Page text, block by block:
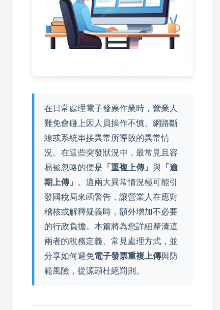
在日常處理電子發票作業時，營業人
難免會碰上因人員操作不慎、網路斷
線或系統串接異常所導致的異常情
況。在這些突發狀況中，最常見且容
易被忽略的便是 「重複上傳」 與 「逾
期上傳」 。這兩大異常情況極可能引
發國稅局來函警告，讓營業人在應對
稽核或解釋疑義時，額外增加不必要
的行政負擔。本篇將為您詳細釐清這
兩者的稅務定義、常見處理方式，並
分享如何避免電子發票重複上傳與防
範風險，從源頭杜絕罰則。